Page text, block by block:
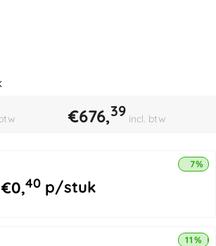
€676,39 incl. btw
€0,40 p/stuk
7%
11%